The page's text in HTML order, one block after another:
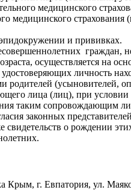
медицинского
медицинского страхования
и прививках.
граждан,
осуществляется на
личность
родителей (усыновителей,
лица (лиц), при условии
таким сопровождающим
законных
свидетельств о рождении
Крым, г. Евпатория, ул.